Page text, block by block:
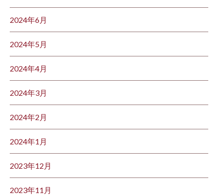
2024年6月
2024年5月
2024年4月
2024年3月
2024年2月
2024年1月
2023年12月
2023年11月